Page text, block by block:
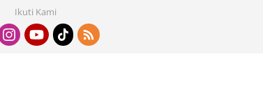
Ikuti Kami